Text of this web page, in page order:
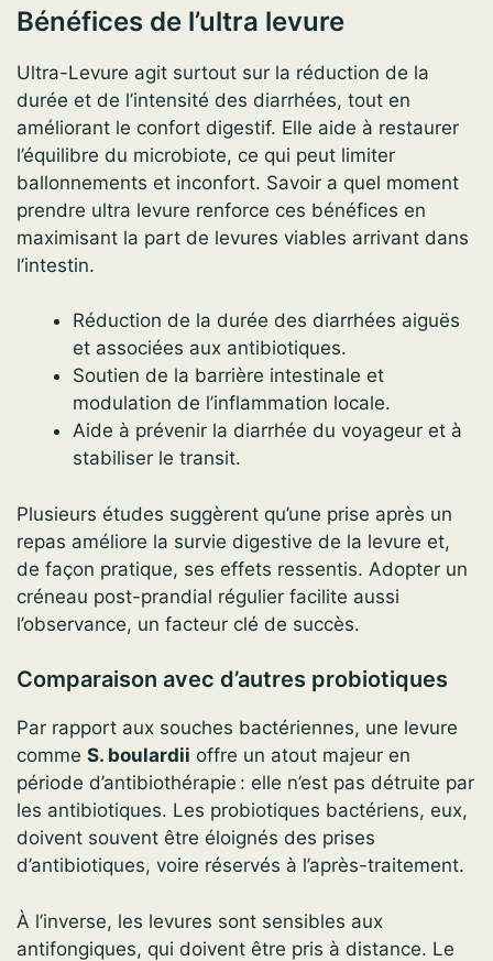
Bénéfices de l’ultra levure
Ultra-Levure agit surtout sur la réduction de la
durée et de l’intensité des diarrhées, tout en
améliorant le confort digestif. Elle aide à restaurer
l’équilibre du microbiote, ce qui peut limiter
ballonnements et inconfort. Savoir a quel moment
prendre ultra levure renforce ces bénéfices en
maximisant la part de levures viables arrivant dans
l’intestin.
Réduction de la durée des diarrhées aiguës
et associées aux antibiotiques.
Soutien de la barrière intestinale et
modulation de l’inflammation locale.
Aide à prévenir la diarrhée du voyageur et à
stabiliser le transit.
Plusieurs études suggèrent qu’une prise après un
repas améliore la survie digestive de la levure et,
de façon pratique, ses effets ressentis. Adopter un
créneau post-prandial régulier facilite aussi
l’observance, un facteur clé de succès.
Comparaison avec d’autres probiotiques
Par rapport aux souches bactériennes, une levure
comme S. boulardii offre un atout majeur en
période d’antibiothérapie : elle n’est pas détruite par
les antibiotiques. Les probiotiques bactériens, eux,
doivent souvent être éloignés des prises
d’antibiotiques, voire réservés à l’après-traitement.
À l’inverse, les levures sont sensibles aux
antifongiques, qui doivent être pris à distance. Le